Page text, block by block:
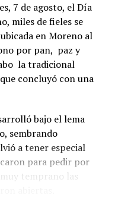
7 de agosto, el Día
miles de fieles se
en Moreno al
por pan, paz y
la tradicional
concluyó con una
bajo el lema
sembrando
a tener especial
para pedir por
temprano las